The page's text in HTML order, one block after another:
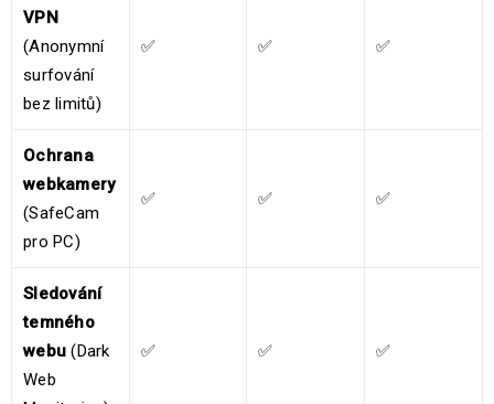
VPN
(Anonymní
surfování
bez limitů)
✅ ✅ ✅
Ochrana
webkamery
(SafeCam
pro PC)
✅ ✅ ✅
Sledování
temného
webu (Dark
Web
✅ ✅ ✅